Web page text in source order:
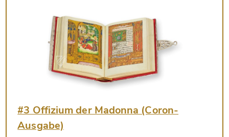
#3 Offizium der Madonna (Coron-
Ausgabe)